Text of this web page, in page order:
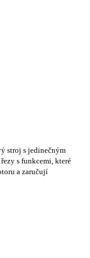
stroj s jedinečným
s funkcemi, které
a zaručují